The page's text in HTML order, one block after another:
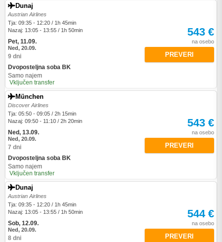
Dunaj
Austrian Airlines
Tja: 09:35 - 12:20 / 1h 45min
Nazaj: 13:05 - 13:55 / 1h 50min
Pet, 11.09.
Ned, 20.09.
9 dni
Dvoposteljna soba BK
Samo najem
Vključen transfer
543 €
na osebo
PREVERI
München
Discover Airlines
Tja: 05:50 - 09:05 / 2h 15min
Nazaj: 09:50 - 11:10 / 2h 20min
Ned, 13.09.
Ned, 20.09.
7 dni
Dvoposteljna soba BK
Samo najem
Vključen transfer
543 €
na osebo
PREVERI
Dunaj
Austrian Airlines
Tja: 09:35 - 12:20 / 1h 45min
Nazaj: 13:05 - 13:55 / 1h 50min
Sob, 12.09.
Ned, 20.09.
8 dni
544 €
na osebo
PREVERI